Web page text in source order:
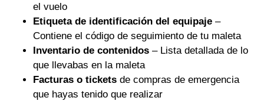
el vuelo
Etiqueta de identificación del equipaje –
Contiene el código de seguimiento de tu maleta
Inventario de contenidos – Lista detallada de lo
que llevabas en la maleta
Facturas o tickets de compras de emergencia
que hayas tenido que realizar